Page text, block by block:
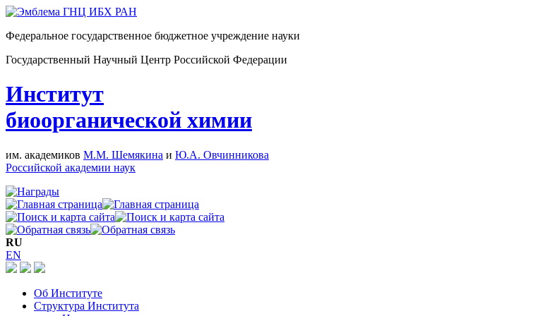
Федеральное государственное бюджетное учреждение науки
Государственный Научный Центр Российской Федерации
Институт
биоорганической химии
им. академиков М.М. Шемякина и Ю.А. Овчинникова
Российской академии наук
RU
EN
Об Институте
Структура Института